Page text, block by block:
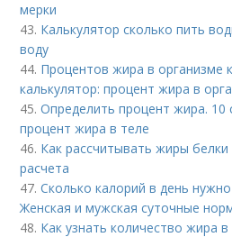
мерки
43. Калькулятор сколько пить
воду
44. Процентов жира в организме
калькулятор: процент жира в
45.Определить процент жира. 10
процент жира в теле
46. Как рассчитывать жиры
расчета
47.Сколько калорий в день
Женская и мужская суточные
48. Как узнать количество жира